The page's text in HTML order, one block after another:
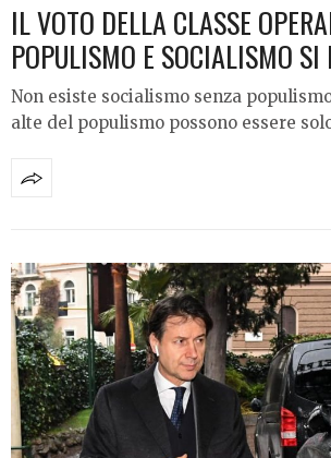
IL VOTO DELLA CLASSE
POPULISMO E SOCIALISMO SI
Non esiste socialismo senza
alte del populismo possono essere